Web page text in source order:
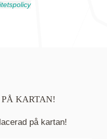
KARTAN!
på kartan!